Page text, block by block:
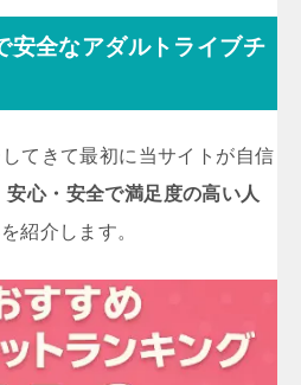
安全なアダルトライブチ
てきて最初に当サイトが自信
安心・安全で満足度の高い人
を紹介します。